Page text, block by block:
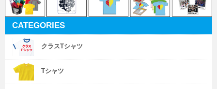
CATEGORIES
クラスTシャツ
Tシャツ